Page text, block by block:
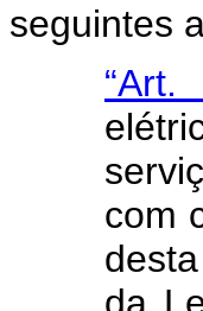
seguintes
“Art.
com